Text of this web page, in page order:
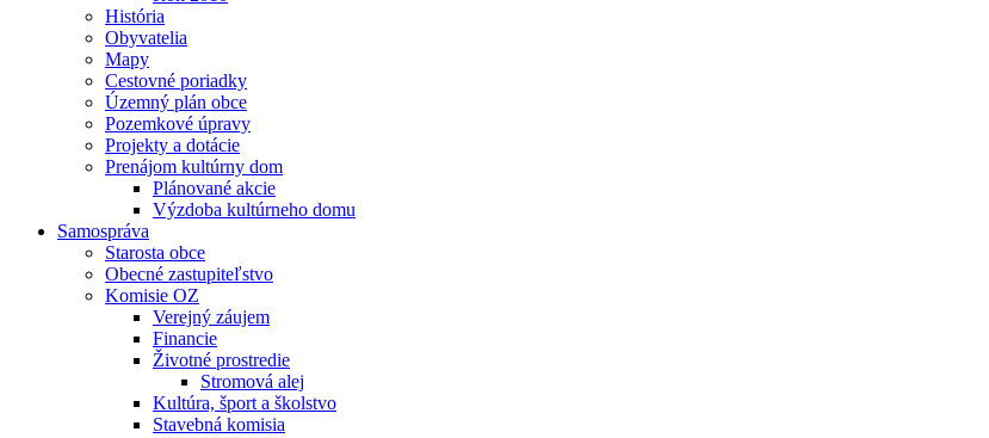
História
Obyvatelia
Mapy
Cestovné poriadky
Územný plán obce
Pozemkové úpravy
Projekty a dotácie
Prenájom kultúrny dom
Plánované akcie
Výzdoba kultúrneho domu
Samospráva
Starosta obce
Obecné zastupiteľstvo
Komisie OZ
Verejný záujem
Financie
Životné prostredie
Stromová alej
Kultúra, šport a školstvo
Stavebná komisia